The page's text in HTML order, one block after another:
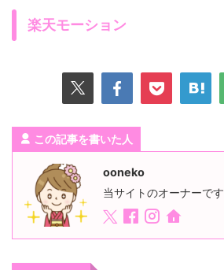
楽天モーション
この記事を書いた人
ooneko
当サイトのオーナーです